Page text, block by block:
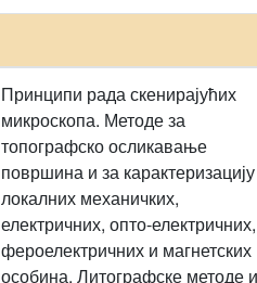
Принципи рада скенирајућих
микроскопа. Методе за
топографско осликавање
површина и за карактеризацију
локалних механичких,
електричних, опто-електричних,
фероелектричних и магнетских
особина. Литографске методе и